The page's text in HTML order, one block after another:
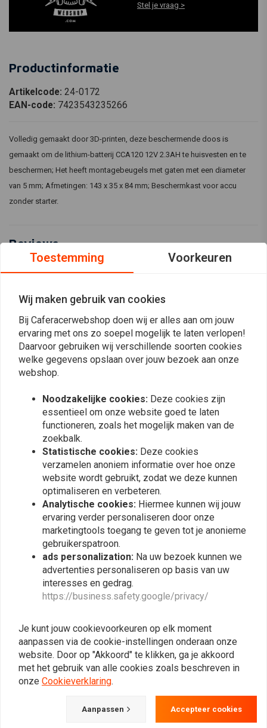
Stel je vraag >
Productinformatie
Artikelcode: 24-0172
EAN-code: 7423543235266
Volledig gemaakt door 3D-printen, deze beschermende doos is
gemaakt om de lithium-batterij CCA120 12V 2.3AH te huisvesten en te
beschermen; Het heeft montagebeugels met gaten met een diameter
van 5 mm; Afmetingen: 143 x 35 x 84 mm; Beschermkast voor accu
zonder starter.
Reviews
0
Plaats ook een review
Vergelijkbare producten
Lithiumbatterijmoduleset
CCA120 12 V 2,3 AH
€94,99
De Beltane | Bobber /
Speedmaster
Batterijriem
€65,82
View more
Toestemming Voorkeuren
Wij maken gebruik van cookies
Bij Caferacerwebshop doen wij er alles aan om jouw
ervaring met ons zo soepel mogelijk te laten verlopen!
Daarvoor gebruiken wij verschillende soorten cookies
welke gegevens opslaan over jouw bezoek aan onze
webshop.
Noodzakelijke cookies: Deze cookies zijn
essentieel om onze website goed te laten
functioneren, zoals het mogelijk maken van de
zoekbalk.
Statistische cookies: Deze cookies
verzamelen anoniem informatie over hoe onze
website wordt gebruikt, zodat we deze kunnen
optimaliseren en verbeteren.
Analytische cookies: Hiermee kunnen wij jouw
ervaring verder personaliseren door onze
marketingtools toegang te geven tot je anonieme
gebruikerspatroon.
ads personalization: Na uw bezoek kunnen we
advertenties personaliseren op basis van uw
interesses en gedrag.
https://business.safety.google/privacy/
Je kunt jouw cookievoorkeuren op elk moment
aanpassen via de cookie-instellingen onderaan onze
website. Door op "Akkoord" te klikken, ga je akkoord
met het gebruik van alle cookies zoals beschreven in
onze Cookieverklaring.
Aanpassen Accepteer cookies